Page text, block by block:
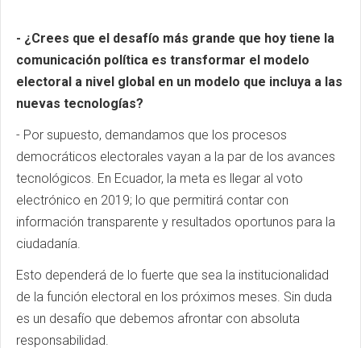
- ¿Crees que el desafío más grande que hoy tiene la
comunicación política es transformar el modelo
electoral a nivel global en un modelo que incluya a las
nuevas tecnologías?
- Por supuesto, demandamos que los procesos
democráticos electorales vayan a la par de los avances
tecnológicos. En Ecuador, la meta es llegar al voto
electrónico en 2019; lo que permitirá contar con
información transparente y resultados oportunos para la
ciudadanía.
Esto dependerá de lo fuerte que sea la institucionalidad
de la función electoral en los próximos meses. Sin duda
es un desafío que debemos afrontar con absoluta
responsabilidad.